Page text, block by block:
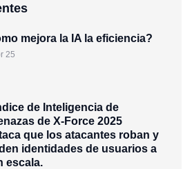
mejora la IA la eficiencia?
25
de Inteligencia de
de X-Force 2025
que los atacantes roban y
identidades de usuarios a
escala.